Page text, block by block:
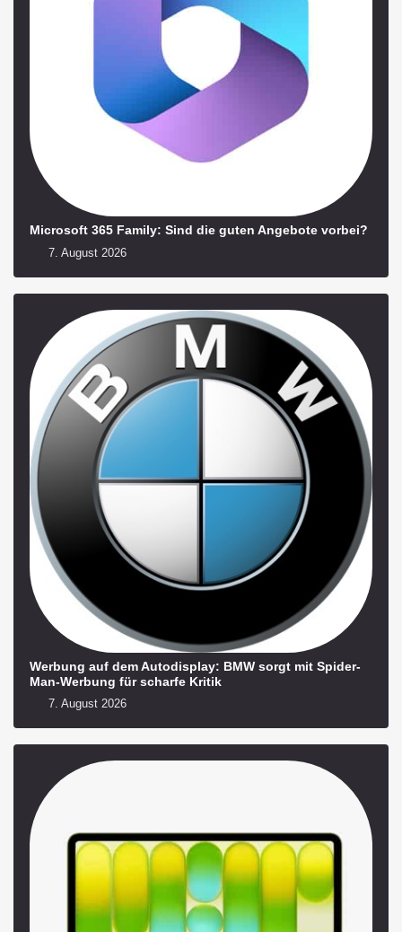
Microsoft 365 Family: Sind die guten Angebote vorbei?
7. August 2026
Werbung auf dem Autodisplay: BMW sorgt mit Spider-
Man-Werbung für scharfe Kritik
7. August 2026